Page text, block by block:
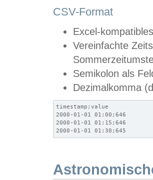
CSV-Format
Excel-
Vereinfachte
Semikolon als
Dezimalkomma
timestamp;value
2000-01-01 01:00;646
2000-01-01 01:15;646
2000-01-01 01:30;645